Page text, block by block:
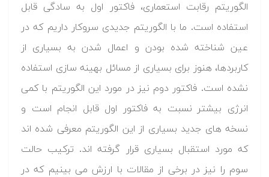
الگوریتم رقابت استعماری، فاکتور اول به سادگی قابل
استفاده است. ما با الگوریتم جدیدی سروکار داریم که در
عین شناخته شده بودن و اعمال شدن به بسیاری از
کاربردها، هنوز برای بسیاری از مسائل بهینه سازی استفاده
نشده است. فاکتور دوم نیز در مورد این الگوریتم با کمی
انرژی بیشتر نسبت به فاکتور اول قابل انجام است و
نسخه های جدید بسیاری از این الگوریتم معرفی شده اند
که مورد استقبال بسیاری قرار گرفته اند. ترکیب حالت
سوم را نیز در برخی از مقالات با ارزش می بینیم که در